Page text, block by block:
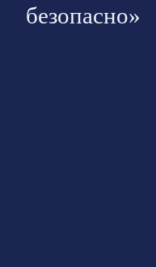
безопасно»